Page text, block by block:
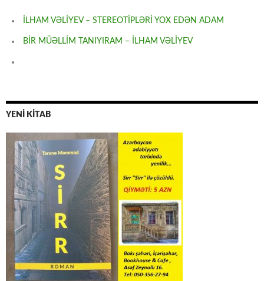
İLHAM VƏLİYEV – STEREOTİPLƏRİ YOX EDƏN ADAM
BİR MÜƏLLİM TANIYIRAM – İLHAM VƏLİYEV
YENİ KİTAB